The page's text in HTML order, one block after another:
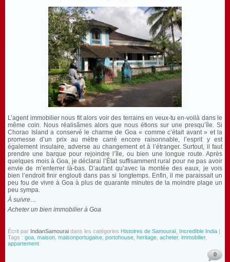
L’agent immobilier nous fit alors voir des terrains en veux-tu en-voilà dans le
même coin. Nous réalisâmes alors que nous étions sur une presqu’île. Si
Chorao Island a conservé le charme de Goa « comme c’était avant » et la
promesse d’un prix au mètre carré encore raisonnable, l’esprit y est
également insulaire, adverse au changement et à l’étranger. Surtout, il faut
prendre une barque pour rejoindre l’île, ou bien une longue route. Après
quelques mois à Goa, je déclarai l’État suffisamment rural pour ne pas avoir
envie de m’enterrer là-bas. D’autant qu’avec la montée des eaux, je vois
bien l’endroit finir englouti dans pas si longtemps. Enfin, il me paraissait un
peu fou de vivre à Goa à plus de quarante minutes de la moindre plage un
peu sympa.
À suivre…
Acheter un bien immobilier à Goa
Écrit par IndianSamourai dans les catégories Histoires de Samouraï IncredIble India |
Tags : goa maison maisonportugaise portohouse heritage acheter, immobilier,
appartement
0